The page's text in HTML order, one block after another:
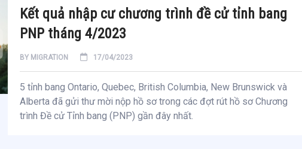
Kết quả nhập cư chương trình đề cử tỉnh bang
PNP tháng 4/2023
BY MIGRATION 17/04/2023
5 tỉnh bang Ontario, Quebec, British Columbia, New Brunswick và
Alberta đã gửi thư mời nộp hồ sơ trong các đợt rút hồ sơ Chương
trình Đề cử Tỉnh bang (PNP) gần đây nhất.